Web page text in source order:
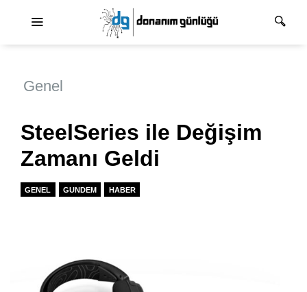
Genel
SteelSeries ile Değişim
Zamanı Geldi
GENEL GUNDEM HABER